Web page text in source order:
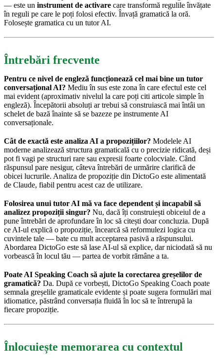
— este un instrument de activare care transformă regulile învățate
în reguli pe care le poți folosi efectiv. Învață gramatică la oră.
Folosește gramatica cu un tutor AI.
Întrebări frecvente
Pentru ce nivel de engleză funcționează cel mai bine un tutor
conversațional AI? Mediu în sus este zona în care efectul este cel
mai evident (aproximativ nivelul la care poți citi articole simple în
engleză). Începătorii absoluți ar trebui să construiască mai întâi un
schelet de bază înainte să se bazeze pe instrumente AI
conversaționale.
Cât de exactă este analiza AI a propozițiilor? Modelele AI
moderne analizează structura gramaticală cu o precizie ridicată, deși
pot fi vagi pe structuri rare sau expresii foarte colocviale. Când
răspunsul pare nesigur, câteva întrebări de urmărire clarifică de
obicei lucrurile. Analiza de propoziție din DictoGo este alimentată
de Claude, fiabil pentru acest caz de utilizare.
Folosirea unui tutor AI mă va face dependent și incapabil să
analizez propoziții singur? Nu, dacă îți construiești obiceiul de a
pune întrebări de aprofundare în loc să citești doar concluzia. După
ce AI-ul explică o propoziție, încearcă să reformulezi logica cu
cuvintele tale — bate cu mult acceptarea pasivă a răspunsului.
Abordarea DictoGo este să lase AI-ul să explice, dar niciodată să nu
vorbească în locul tău — partea de vorbit rămâne a ta.
Poate AI Speaking Coach să ajute la corectarea greșelilor de
gramatică? Da. După ce vorbești, DictoGo Speaking Coach poate
semnala greșelile gramaticale evidente și poate sugera formulări mai
idiomatice, păstrând conversația fluidă în loc să te întrerupă la
fiecare propoziție.
Înlocuiește memorarea cu contextul